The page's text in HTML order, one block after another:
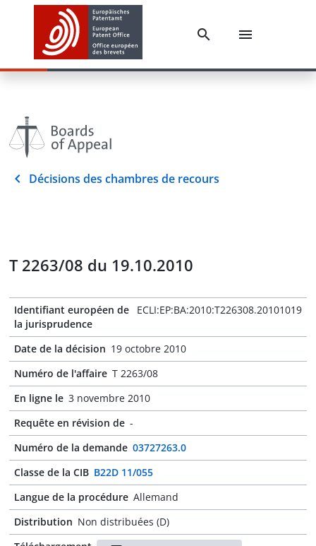
Décisions des chambres de recours
T 2263/08 du 19.10.2010
Identifiant européen de
la jurisprudence
ECLI:EP:BA:2010:T226308.20101019
Date de la décision 19 octobre 2010
Numéro de l'affaire T 2263/08
En ligne le 3 novembre 2010
Requête en révision de -
Numéro de la demande 03727263.0
Classe de la CIB B22D 11/055
Langue de la procédure Allemand
Distribution Non distribuées (D)